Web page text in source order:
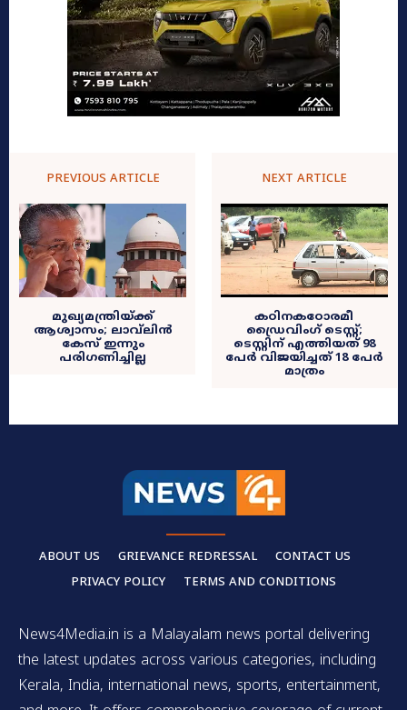
PREVIOUS ARTICLE
മുഖ്യമന്ത്രിയ്ക്ക്
ആശ്വാസം; ലാവ്‌ലിന്‍
കേസ് ഇന്നും
പരിഗണിച്ചില്ല
NEXT ARTICLE
കഠിനകഠോരമീ
ഡ്രൈവിംഗ് ടെസ്റ്റ്;
ടെസ്റ്റിന് എത്തിയത് 98
പേർ വിജയിച്ചത് 18 പേർ
മാത്രം
ABOUT US GRIEVANCE REDRESSAL
CONTACT US
PRIVACY POLICY
TERMS AND CONDITIONS
News4Media.in is a Malayalam news portal delivering
the latest updates across various categories, including
Kerala, India, international news, sports, entertainment,